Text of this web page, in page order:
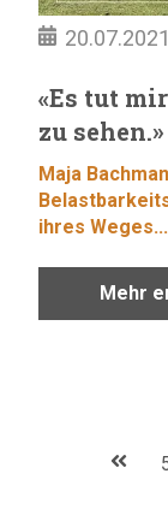
20.07.2021
«Es tut
zu sehen.»
Maja
ihres Weges...
Mehr